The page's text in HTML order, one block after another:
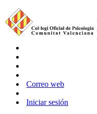
Correo web
Iniciar sesión